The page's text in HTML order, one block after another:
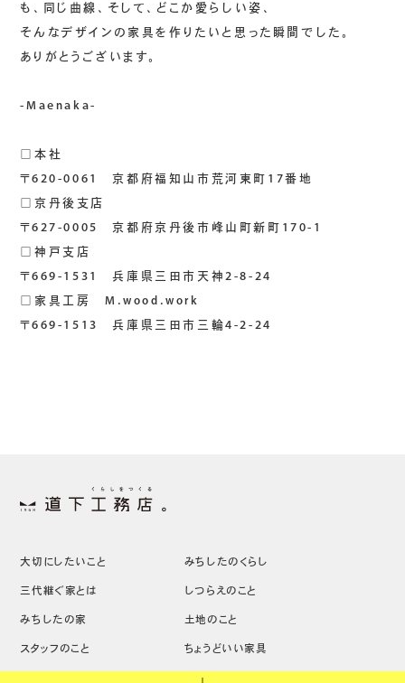
も、同じ曲線、そして、どこか愛らしい姿、
そんなデザインの家具を作りたいと思った瞬間でした。
ありがとうございます。
-Maenaka-
□本社
〒620-0061 京都府福知山市荒河東町17番地
□京丹後支店
〒627-0005 京都府京丹後市峰山町新町170-1
□神戸支店
〒669-1531 兵庫県三田市天神2-8-24
□家具工房 M.wood.work
〒669-1513 兵庫県三田市三輪4-2-24
大切にしたいこと みちしたのくらし
三代継ぐ家とは しつらえのこと
みちしたの家 土地のこと
スタッフのこと ちょうどいい家具
家づくりの流れ